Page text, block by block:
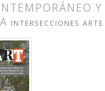
INTERSECCIONES